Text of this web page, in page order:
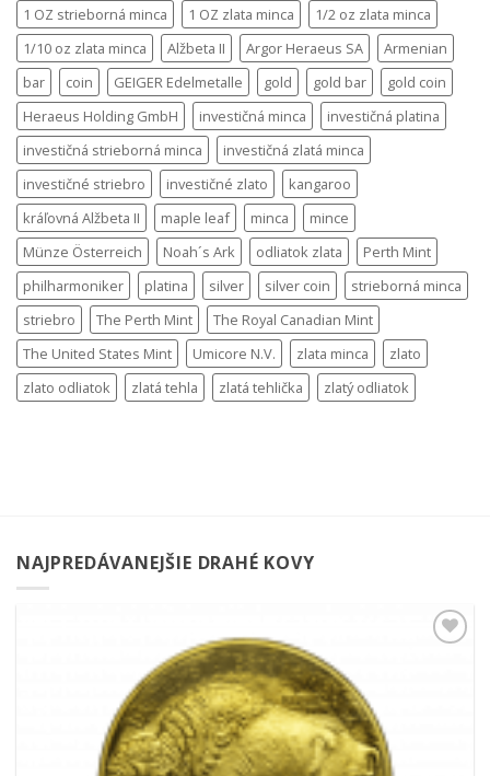
1 OZ strieborná minca 1 OZ zlata minca
1/2 oz zlata minca
1/10 oz zlata minca
Alžbeta II Argor Heraeus SA
Armenian
bar
coin GEIGER Edelmetalle gold gold bar
gold coin
Heraeus Holding GmbH
investičná minca
investičná platina
investičná strieborná minca
investičná zlatá minca
investičné striebro
investičné zlato
kangaroo
kráľovná Alžbeta II
maple leaf minca
mince
Münze Österreich
Noah´s Ark odliatok zlata
Perth Mint
philharmoniker
platina silver silver coin
strieborná minca
striebro
The Perth Mint
The Royal Canadian Mint
The United States Mint
Umicore N.V. zlata minca
zlato
zlato odliatok
zlatá tehla zlatá tehlička zlatý odliatok
NAJPREDÁVANEJŠIE DRAHÉ KOVY